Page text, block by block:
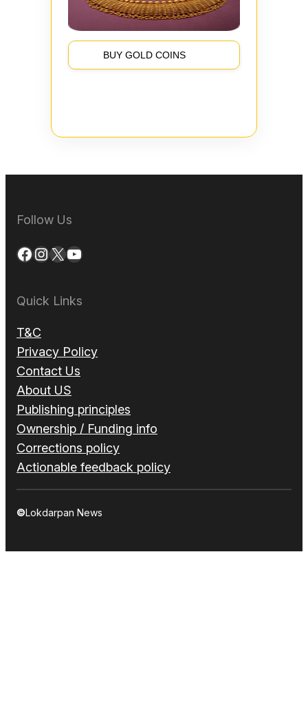
BUY GOLD COINS
Follow Us
Facebook InstagramX YouTube
Quick Links
T&C
Privacy Policy
Contact Us
About US
Publishing principles
Ownership / Funding info
Corrections policy
Actionable feedback policy
©Lokdarpan News